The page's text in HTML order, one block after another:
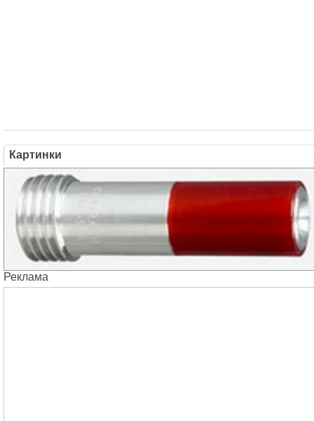
Картинки
Реклама